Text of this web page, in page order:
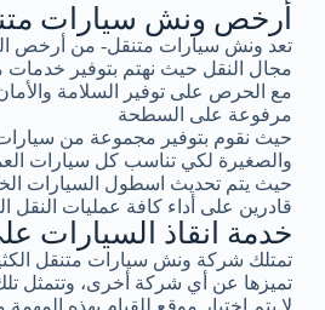
أرخص ونش سيارات
تعد ونش سيارات متنقل- من أرخص
مجال النقل حيث نهتم بتوفير خدمات
مع الحرص على توفير السلامة
مرفوعة على السطحة
حيث نقوم بتوفير مجموعة من
والصغيرة لكي تناسب كل سيارات
حيث يتم تحديث اسطول السيارات
قادرين على أداء كافة عمليات النقل
خدمة انقاذ السيارات
تمتلك شركة ونش سيارات متنقل
تميزها عن أي شركة أخرى، وتتمثل تلك
لا يتم اختيار موقع للقيام بهذه